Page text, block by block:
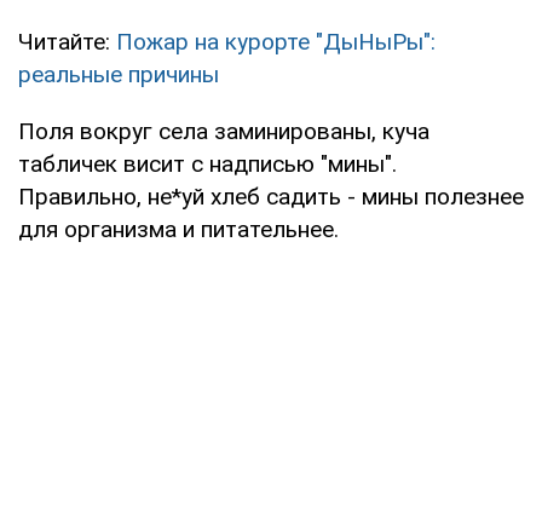
Читайте: Пожар на курорте "ДыНыРы":
реальные причины
Поля вокруг села заминированы, куча
табличек висит с надписью "мины".
Правильно, не*уй хлеб садить - мины полезнее
для организма и питательнее.